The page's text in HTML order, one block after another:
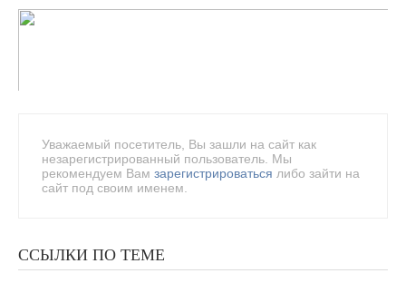
Уважаемый посетитель, Вы зашли на сайт как
незарегистрированный пользователь. Мы
рекомендуем Вам зарегистрироваться либо зайти на
сайт под своим именем.
ССЫЛКИ ПО ТЕМЕ